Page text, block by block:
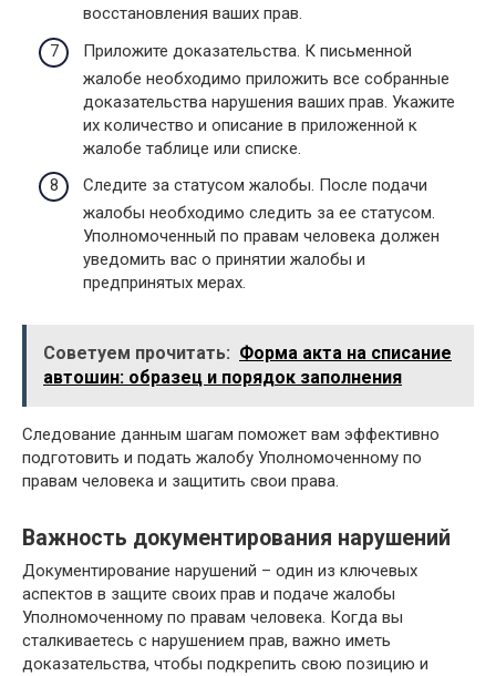
восстановления ваших прав.
Приложите доказательства. К письменной
жалобе необходимо приложить все собранные
доказательства нарушения ваших прав. Укажите
их количество и описание в приложенной к
жалобе таблице или списке.
Следите за статусом жалобы. После подачи
жалобы необходимо следить за ее статусом.
Уполномоченный по правам человека должен
уведомить вас о принятии жалобы и
предпринятых мерах.
Советуем прочитать: Форма акта на списание
автошин: образец и порядок заполнения
Следование данным шагам поможет вам эффективно
подготовить и подать жалобу Уполномоченному по
правам человека и защитить свои права.
Важность документирования нарушений
Документирование нарушений – один из ключевых
аспектов в защите своих прав и подаче жалобы
Уполномоченному по правам человека. Когда вы
сталкиваетесь с нарушением прав, важно иметь
доказательства, чтобы подкрепить свою позицию и